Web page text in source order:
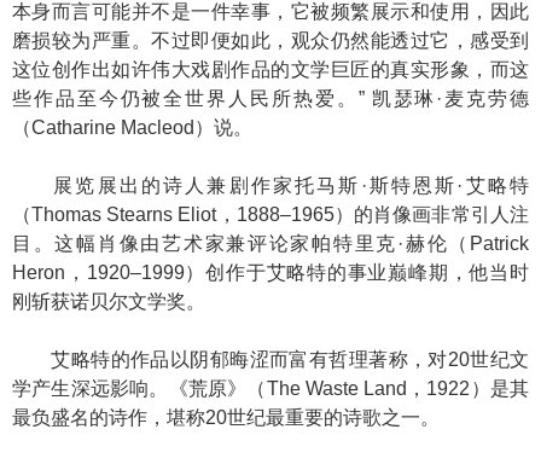
本身而言可能并不是一件幸事，它被频繁展示和使用，因此
磨损较为严重。不过即便如此，观众仍然能透过它，感受到
这位创作出如许伟大戏剧作品的文学巨匠的真实形象，而这
些作品至今仍被全世界人民所热爱。” 凯瑟琳·麦克劳德
（Catharine Macleod）说。
展览展出的诗人兼剧作家托马斯·斯特恩斯·艾略特
（Thomas Stearns Eliot，1888–1965）的肖像画非常引人注
目。这幅肖像由艺术家兼评论家帕特里克·赫伦（Patrick
Heron，1920–1999）创作于艾略特的事业巅峰期，他当时
刚斩获诺贝尔文学奖。
艾略特的作品以阴郁晦涩而富有哲理著称，对20世纪文
学产生深远影响。《荒原》（The Waste Land，1922）是其
最负盛名的诗作，堪称20世纪最重要的诗歌之一。